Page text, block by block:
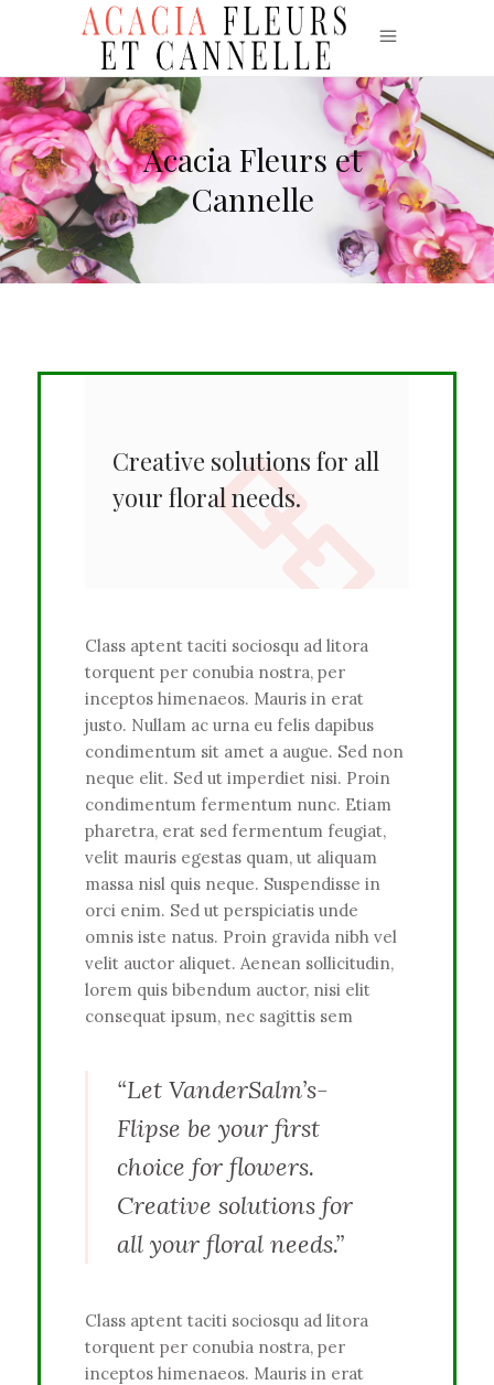
Acacia Fleurs et
Cannelle
Creative solutions for all
your floral needs.
Class aptent taciti sociosqu ad litora
torquent per conubia nostra, per
inceptos himenaeos. Mauris in erat
justo. Nullam ac urna eu felis dapibus
condimentum sit amet a augue. Sed non
neque elit. Sed ut imperdiet nisi. Proin
condimentum fermentum nunc. Etiam
pharetra, erat sed fermentum feugiat,
velit mauris egestas quam, ut aliquam
massa nisl quis neque. Suspendisse in
orci enim. Sed ut perspiciatis unde
omnis iste natus. Proin gravida nibh vel
velit auctor aliquet. Aenean sollicitudin,
lorem quis bibendum auctor, nisi elit
consequat ipsum, nec sagittis sem
“Let VanderSalm’s-
Flipse be your first
choice for flowers.
Creative solutions for
all your floral needs.”
Class aptent taciti sociosqu ad litora
torquent per conubia nostra, per
inceptos himenaeos. Mauris in erat